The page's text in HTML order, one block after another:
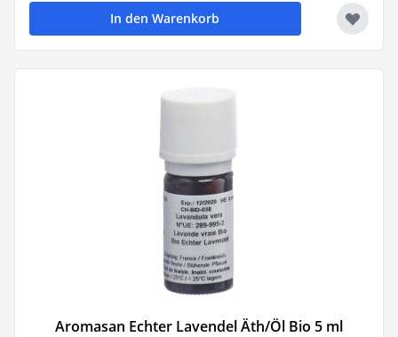
In den Warenkorb
Aromasan Echter Lavendel Äth/Öl Bio 5 ml